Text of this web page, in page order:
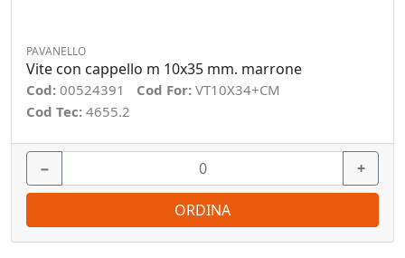
PAVANELLO
Vite con cappello m 10x35 mm. marrone
Cod: 00524391 Cod For: VT10X34+CM
Cod Tec: 4655.2
− +
ORDINA